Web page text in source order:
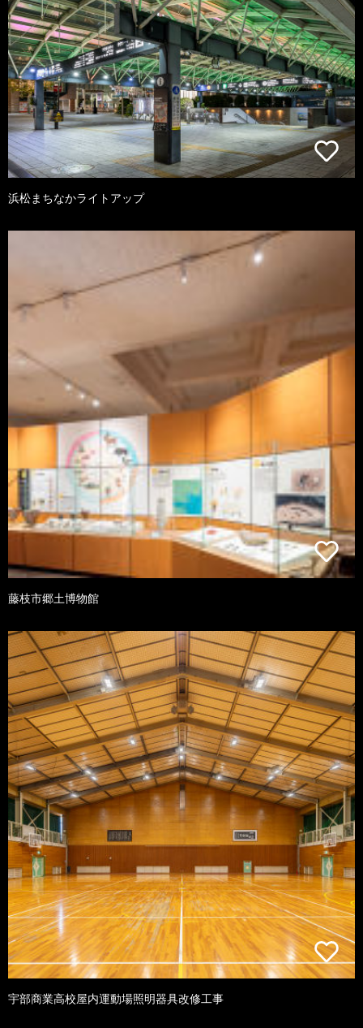
浜松まちなかライトアップ
藤枝市郷土博物館
宇部商業高校屋内運動場照明器具改修工事